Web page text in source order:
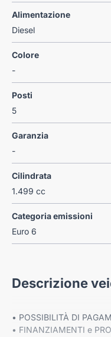
Alimentazione
Diesel
Colore
-
Posti
5
Garanzia
-
Cilindrata
1.499 cc
Categoria emissioni
Euro 6
Descrizione
• POSSIBILITÀ DI
• FINANZIAMENTI e